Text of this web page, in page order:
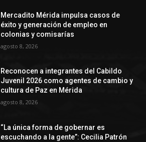
Mercadito Mérida impulsa casos de
éxito y generación de empleo en
colonias y comisarías
agosto 8, 2026
Reconocen a integrantes del Cabildo
Juvenil 2026 como agentes de cambio y
cultura de Paz en Mérida
agosto 8, 2026
“La única forma de gobernar es
escuchando a la gente”: Cecilia Patrón